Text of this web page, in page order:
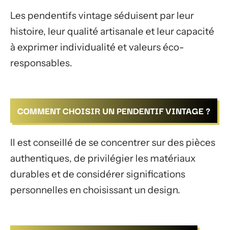
Les pendentifs vintage séduisent par leur
histoire, leur qualité artisanale et leur capacité
à exprimer individualité et valeurs éco-
responsables.
COMMENT CHOISIR UN PENDENTIF VINTAGE ?
Il est conseillé de se concentrer sur des pièces
authentiques, de privilégier les matériaux
durables et de considérer significations
personnelles en choisissant un design.